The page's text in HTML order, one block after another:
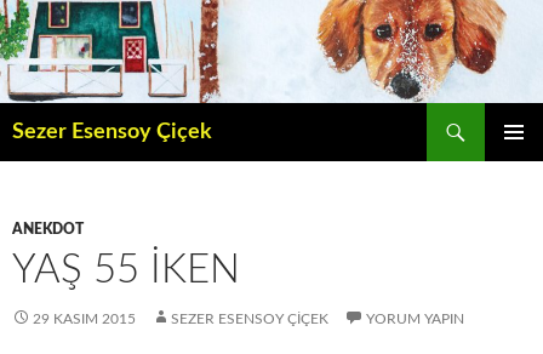
İçeriğe
atla
Sezer Esensoy Çiçek
ANEKDOT
YAŞ 55 İKEN
29 KASIM 2015 SEZER ESENSOY ÇIÇEK YORUM YAPIN